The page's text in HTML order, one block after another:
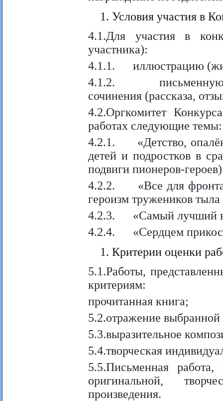
Условия участия в
4.1.Для участия в
участника):
4.1.1. иллюстрацию
4.1.2. письменную
сочинения (рассказа,
4.2.Оргкомитет
работах следующие темы:
4.2.1. «Детство,
детей и подростков в
подвиги пионеров-
4.2.2. «Все для
героизм тружеников
4.2.3. «Самый лучший в
4.2.4. «Сердцем
Критерии оценки
5.1.Работы,
критериям:
прочитанная книга;
5.2.отражение
5.3.выразительное
5.4.творческая
5.5.Письменная
оригинальной,
произведения.